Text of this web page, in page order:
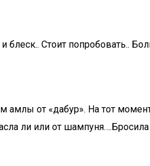
блеск.. Стоит попробовать..
амлы от «дабур». На тот
ли или от